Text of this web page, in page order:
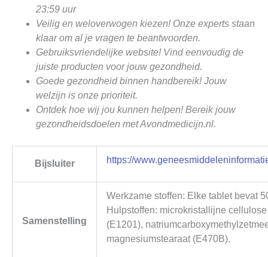
23:59 uur
Veilig en weloverwogen kiezen! Onze experts staan
klaar om al je vragen te beantwoorden.
Gebruiksvriendelijke website! Vind eenvoudig de
juiste producten voor jouw gezondheid.
Goede gezondheid binnen handbereik! Jouw
welzijn is onze prioriteit.
Ontdek hoe wij jou kunnen helpen! Bereik jouw
gezondheidsdoelen met Avondmedicijn.nl.
Bijsluiter https://
Samenstelling
Werkzame stoffen: Elke tablet bevat
Hulpstoffen: microkristallijne
(E1201),
magnesiumstearaat (E470B).